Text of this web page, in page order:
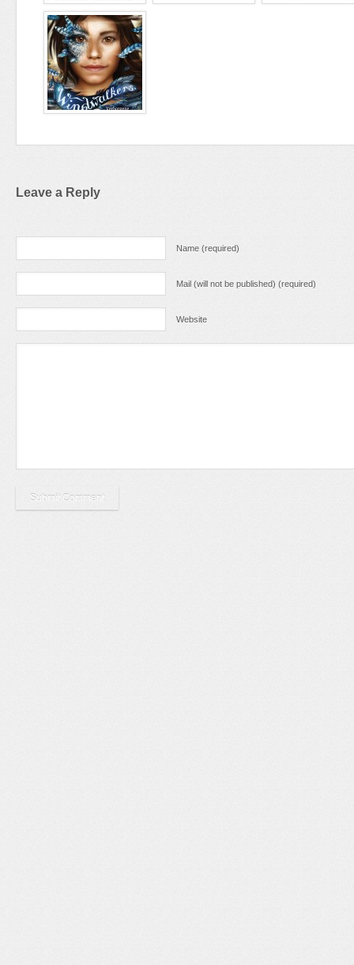
Leave a Reply
Name (required)
Mail (will not be published) (required)
Website